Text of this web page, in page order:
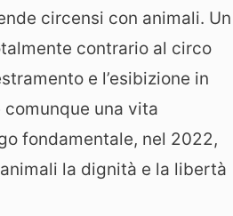
circensi con animali. Un
contrario al circo
e l’esibizione in
una vita
fondamentale, nel 2022,
la dignità e la libertà